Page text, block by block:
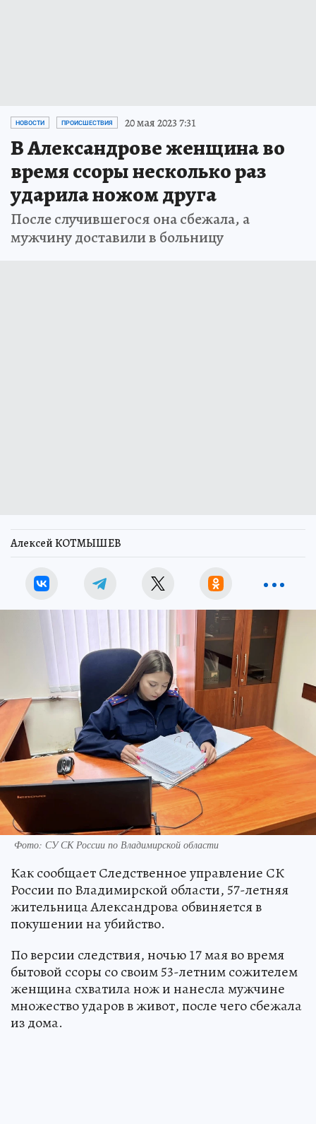
НОВОСТИ ПРОИСШЕСТВИЯ 20 мая 2023 7:31
В Александрове женщина во
время ссоры несколько раз
ударила ножом друга
После случившегося она сбежала, а
мужчину доставили в больницу
Алексей КОТМЫШЕВ
Фото: СУ СК России по Владимирской области
Как сообщает Следственное управление СК
России по Владимирской области, 57-летняя
жительница Александрова обвиняется в
покушении на убийство.
По версии следствия, ночью 17 мая во время
бытовой ссоры со своим 53-летним сожителем
женщина схватила нож и нанесла мужчине
множество ударов в живот, после чего сбежала
из дома.